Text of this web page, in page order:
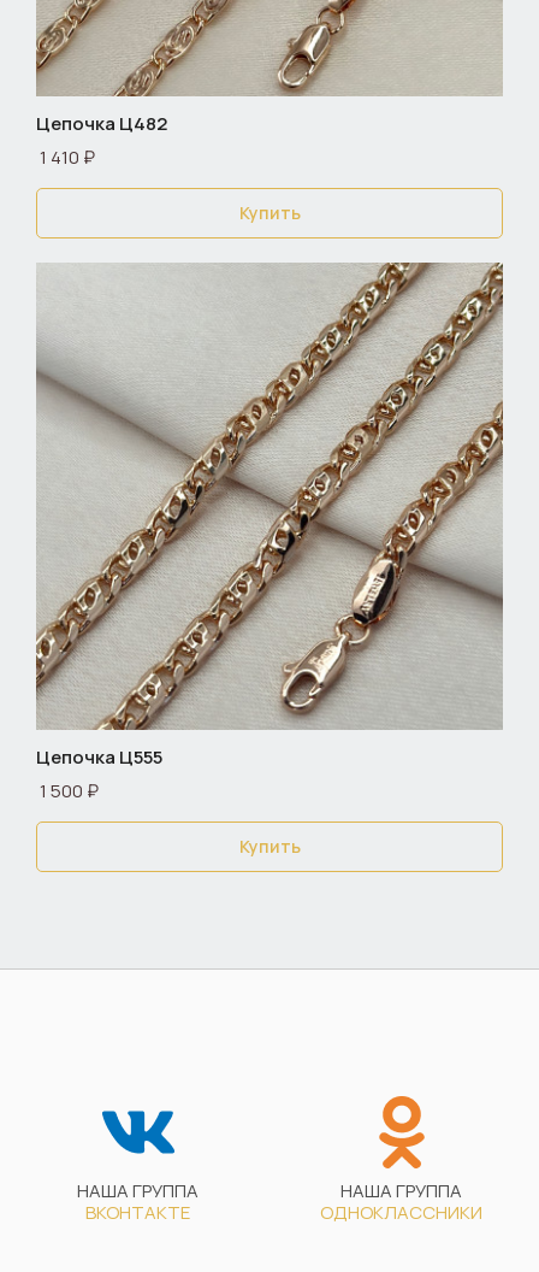
Цепочка Ц482
1 410 ₽
Купить
Цепочка Ц555
1 500 ₽
Купить
НАША ГРУППА
ВКОНТАКТЕ
НАША ГРУППА
ОДНОКЛАССНИКИ